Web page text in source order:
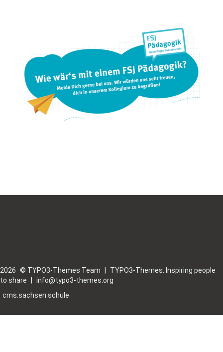
2026 © TYPO3-Themes Team
TYPO3-Themes: Inspiring people
to share
info@typo3-themes.org
cms.sachsen.schule